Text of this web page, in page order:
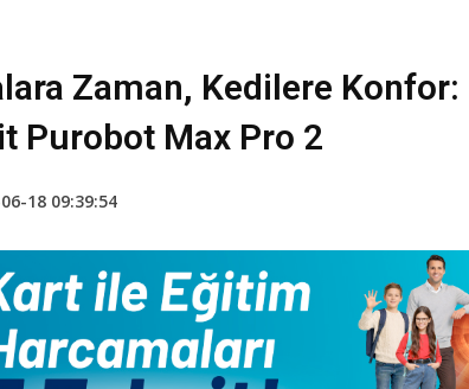
Zaman, Kedilere Konfor:
Purobot Max Pro 2
18 09:39:54